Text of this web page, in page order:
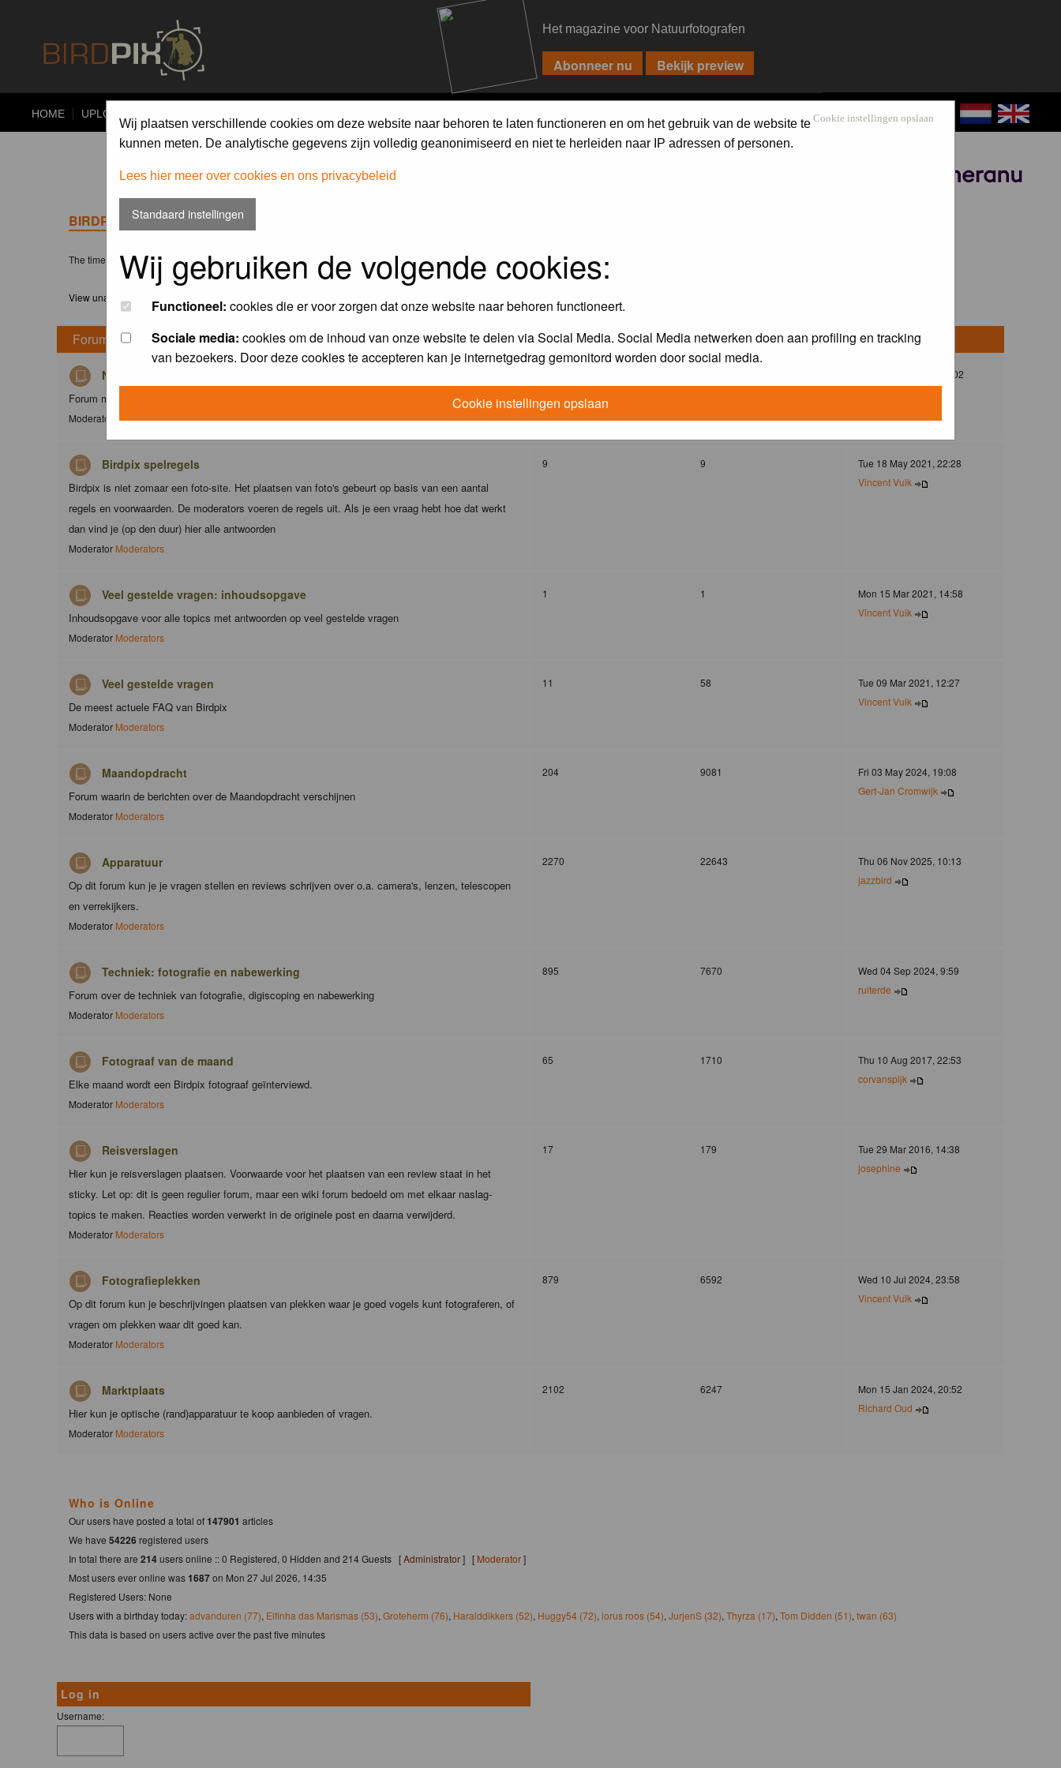
Het magazine voor Natuurfotografen
HOME UPLOAD Cookie instellingen opslaan
Wij plaatsen verschillende cookies om deze website naar behoren te laten functioneren en om het gebruik van de website te
kunnen meten. De analytische gegevens zijn volledig geanonimiseerd en niet te herleiden naar IP adressen of personen.
Lees hier meer over cookies en ons privacybeleid
Standaard instellingen
Wij gebruiken de volgende cookies:
Functioneel: cookies die er voor zorgen dat onze website naar behoren functioneert.
Sociale media: cookies om de inhoud van onze website te delen via Social Media. Social Media netwerken doen aan profiling en tracking
van bezoekers. Door deze cookies te accepteren kan je internetgedrag gemonitord worden door social media.
Cookie instellingen opslaan
BIRDPIX.NL FORUM INDEX
The time now is Sat 08 Aug 2026, 3:18
View unanswered posts
Forum Topics Posts Last Post
Nieuws
Forum met nieuwsberichten over Birdpix
Moderator Moderators
Mon 30 Dec 2024, 21:02
Birdpix spelregels
Birdpix is niet zomaar een foto-site. Het plaatsen van foto's gebeurt op basis van een aantal
regels en voorwaarden. De moderators voeren de regels uit. Als je een vraag hebt hoe dat werkt
dan vind je (op den duur) hier alle antwoorden
Moderator Moderators
9 9
Tue 18 May 2021, 22:28
Vincent Vuik
Veel gestelde vragen: inhoudsopgave
Inhoudsopgave voor alle topics met antwoorden op veel gestelde vragen
Moderator Moderators
1 1
Mon 15 Mar 2021, 14:58
Vincent Vuik
Veel gestelde vragen
De meest actuele FAQ van Birdpix
Moderator Moderators
11 58
Tue 09 Mar 2021, 12:27
Vincent Vuik
Maandopdracht
Forum waarin de berichten over de Maandopdracht verschijnen
Moderator Moderators
204 9081
Fri 03 May 2024, 19:08
Gert-Jan Cromwijk
Apparatuur
Op dit forum kun je je vragen stellen en reviews schrijven over o.a. camera's, lenzen, telescopen
en verrekijkers.
Moderator Moderators
2270 22643
Thu 06 Nov 2025, 10:13
jazzbird
Techniek: fotografie en nabewerking
Forum over de techniek van fotografie, digiscoping en nabewerking
Moderator Moderators
895 7670
Wed 04 Sep 2024, 9:59
ruiterde
Fotograaf van de maand
Elke maand wordt een Birdpix fotograaf geïnterviewd.
Moderator Moderators
65 1710
Thu 10 Aug 2017, 22:53
corvanspijk
Reisverslagen
Hier kun je reisverslagen plaatsen. Voorwaarde voor het plaatsen van een review staat in het
sticky. Let op: dit is geen regulier forum, maar een wiki forum bedoeld om met elkaar naslag-
topics te maken. Reacties worden verwerkt in de originele post en daarna verwijderd.
Moderator Moderators
17 179
Tue 29 Mar 2016, 14:38
josephine
Fotografieplekken
Op dit forum kun je beschrijvingen plaatsen van plekken waar je goed vogels kunt fotograferen, of
vragen om plekken waar dit goed kan.
Moderator Moderators
879 6592
Wed 10 Jul 2024, 23:58
Vincent Vuik
Marktplaats
Hier kun je optische (rand)apparatuur te koop aanbieden of vragen.
Moderator Moderators
2102 6247
Mon 15 Jan 2024, 20:52
Richard Oud
Who is Online
Our users have posted a total of147901 articles
We have 54226 registered users
In total there are 214users online :: 0 Registered, 0 Hidden and 214 Guests [Administrator] [ Moderator]
Most users ever online was1687on Mon 27 Jul 2026, 14:35
Registered Users: None
Users with a birthday today:advanduren (77), Elfinha das Marismas (53), Groteherm (76), Haralddikkers (52), Huggy54 (72), iorus roos (54), JurjenS (32), Thyrza (17), Tom Didden (51), twan (63)
This data is based on users active over the past five minutes
Log in
Username: